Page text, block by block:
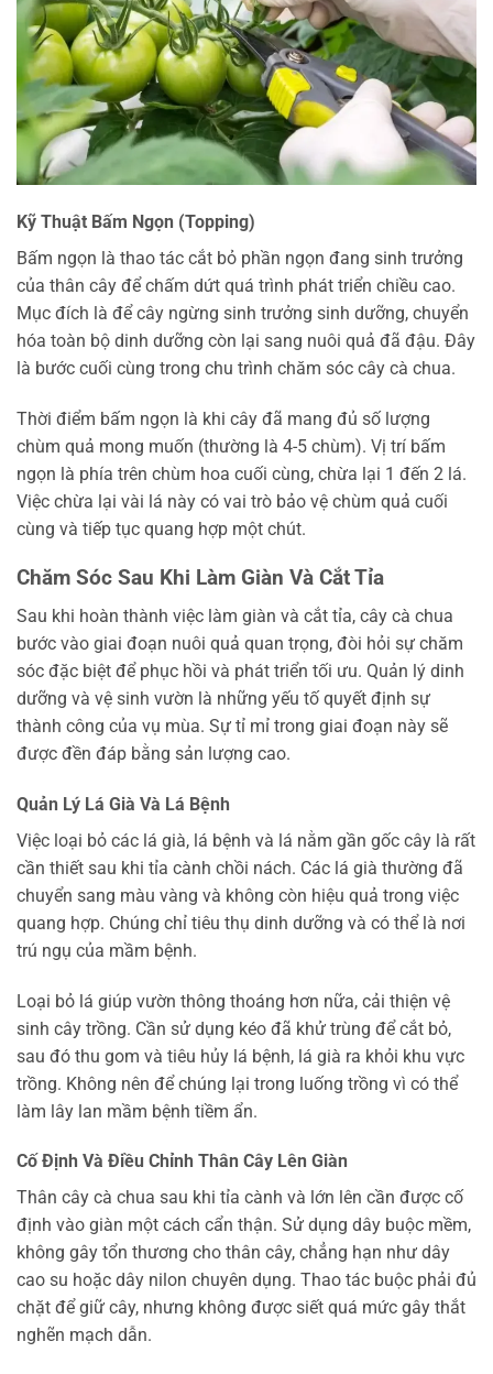
Kỹ Thuật Bấm Ngọn (Topping)
Bấm ngọn là thao tác cắt bỏ phần ngọn đang sinh trưởng
của thân cây để chấm dứt quá trình phát triển chiều cao.
Mục đích là để cây ngừng sinh trưởng sinh dưỡng, chuyển
hóa toàn bộ dinh dưỡng còn lại sang nuôi quả đã đậu. Đây
là bước cuối cùng trong chu trình chăm sóc cây cà chua.
Thời điểm bấm ngọn là khi cây đã mang đủ số lượng
chùm quả mong muốn (thường là 4-5 chùm). Vị trí bấm
ngọn là phía trên chùm hoa cuối cùng, chừa lại 1 đến 2 lá.
Việc chừa lại vài lá này có vai trò bảo vệ chùm quả cuối
cùng và tiếp tục quang hợp một chút.
Chăm Sóc Sau Khi Làm Giàn Và Cắt Tỉa
Sau khi hoàn thành việc làm giàn và cắt tỉa, cây cà chua
bước vào giai đoạn nuôi quả quan trọng, đòi hỏi sự chăm
sóc đặc biệt để phục hồi và phát triển tối ưu. Quản lý dinh
dưỡng và vệ sinh vườn là những yếu tố quyết định sự
thành công của vụ mùa. Sự tỉ mỉ trong giai đoạn này sẽ
được đền đáp bằng sản lượng cao.
Quản Lý Lá Già Và Lá Bệnh
Việc loại bỏ các lá già, lá bệnh và lá nằm gần gốc cây là rất
cần thiết sau khi tỉa cành chồi nách. Các lá già thường đã
chuyển sang màu vàng và không còn hiệu quả trong việc
quang hợp. Chúng chỉ tiêu thụ dinh dưỡng và có thể là nơi
trú ngụ của mầm bệnh.
Loại bỏ lá giúp vườn thông thoáng hơn nữa, cải thiện vệ
sinh cây trồng. Cần sử dụng kéo đã khử trùng để cắt bỏ,
sau đó thu gom và tiêu hủy lá bệnh, lá già ra khỏi khu vực
trồng. Không nên để chúng lại trong luống trồng vì có thể
làm lây lan mầm bệnh tiềm ẩn.
Cố Định Và Điều Chỉnh Thân Cây Lên Giàn
Thân cây cà chua sau khi tỉa cành và lớn lên cần được cố
định vào giàn một cách cẩn thận. Sử dụng dây buộc mềm,
không gây tổn thương cho thân cây, chẳng hạn như dây
cao su hoặc dây nilon chuyên dụng. Thao tác buộc phải đủ
chặt để giữ cây, nhưng không được siết quá mức gây thắt
nghẽn mạch dẫn.